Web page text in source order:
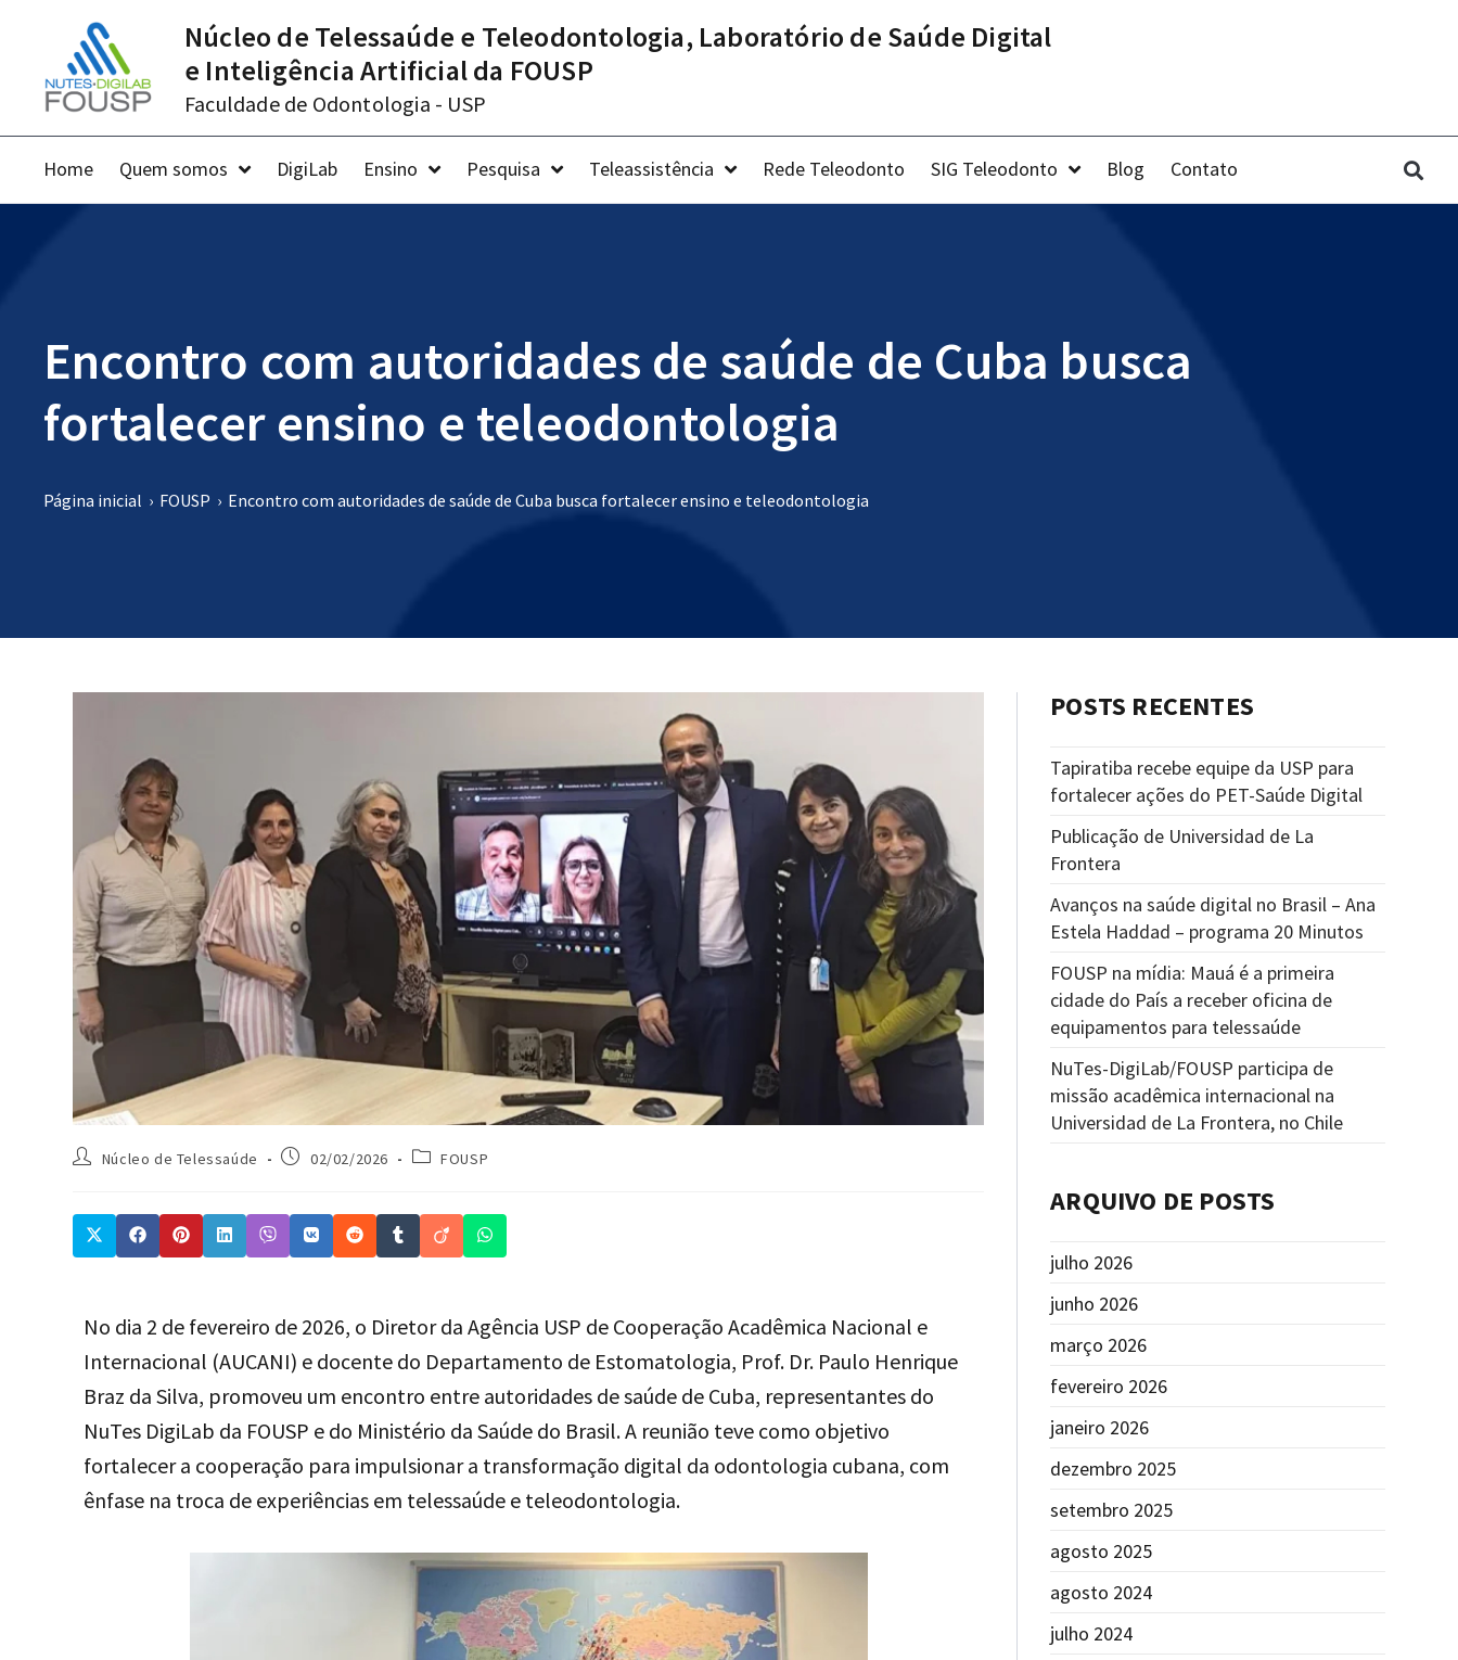
Núcleo de Telessaúde e Teleodontologia, Laboratório de Saúde Digital
e Inteligência Artificial da FOUSP
Faculdade de Odontologia - USP
Home Quem somos DigiLab Ensino Pesquisa Teleassistência Rede Teleodonto SIG Teleodonto Blog Contato
Encontro com autoridades de saúde de Cuba busca
fortalecer ensino e teleodontologia
Página inicial › FOUSP › Encontro com autoridades de saúde de Cuba busca fortalecer ensino e teleodontologia
Núcleo de Telessaúde 02/02/2026 FOUSP
No dia 2 de fevereiro de 2026, o Diretor da Agência USP de Cooperação Acadêmica Nacional e
Internacional (AUCANI) e docente do Departamento de Estomatologia, Prof. Dr. Paulo Henrique
Braz da Silva, promoveu um encontro entre autoridades de saúde de Cuba, representantes do
NuTes DigiLab da FOUSP e do Ministério da Saúde do Brasil. A reunião teve como objetivo
fortalecer a cooperação para impulsionar a transformação digital da odontologia cubana, com
ênfase na troca de experiências em telessaúde e teleodontologia.
POSTS RECENTES
Tapiratiba recebe equipe da USP para
fortalecer ações do PET-Saúde Digital
Publicação de Universidad de La
Frontera
Avanços na saúde digital no Brasil – Ana
Estela Haddad – programa 20 Minutos
FOUSP na mídia: Mauá é a primeira
cidade do País a receber oficina de
equipamentos para telessaúde
NuTes-DigiLab/FOUSP participa de
missão acadêmica internacional na
Universidad de La Frontera, no Chile
ARQUIVO DE POSTS
julho 2026
junho 2026
março 2026
fevereiro 2026
janeiro 2026
dezembro 2025
setembro 2025
agosto 2025
agosto 2024
julho 2024